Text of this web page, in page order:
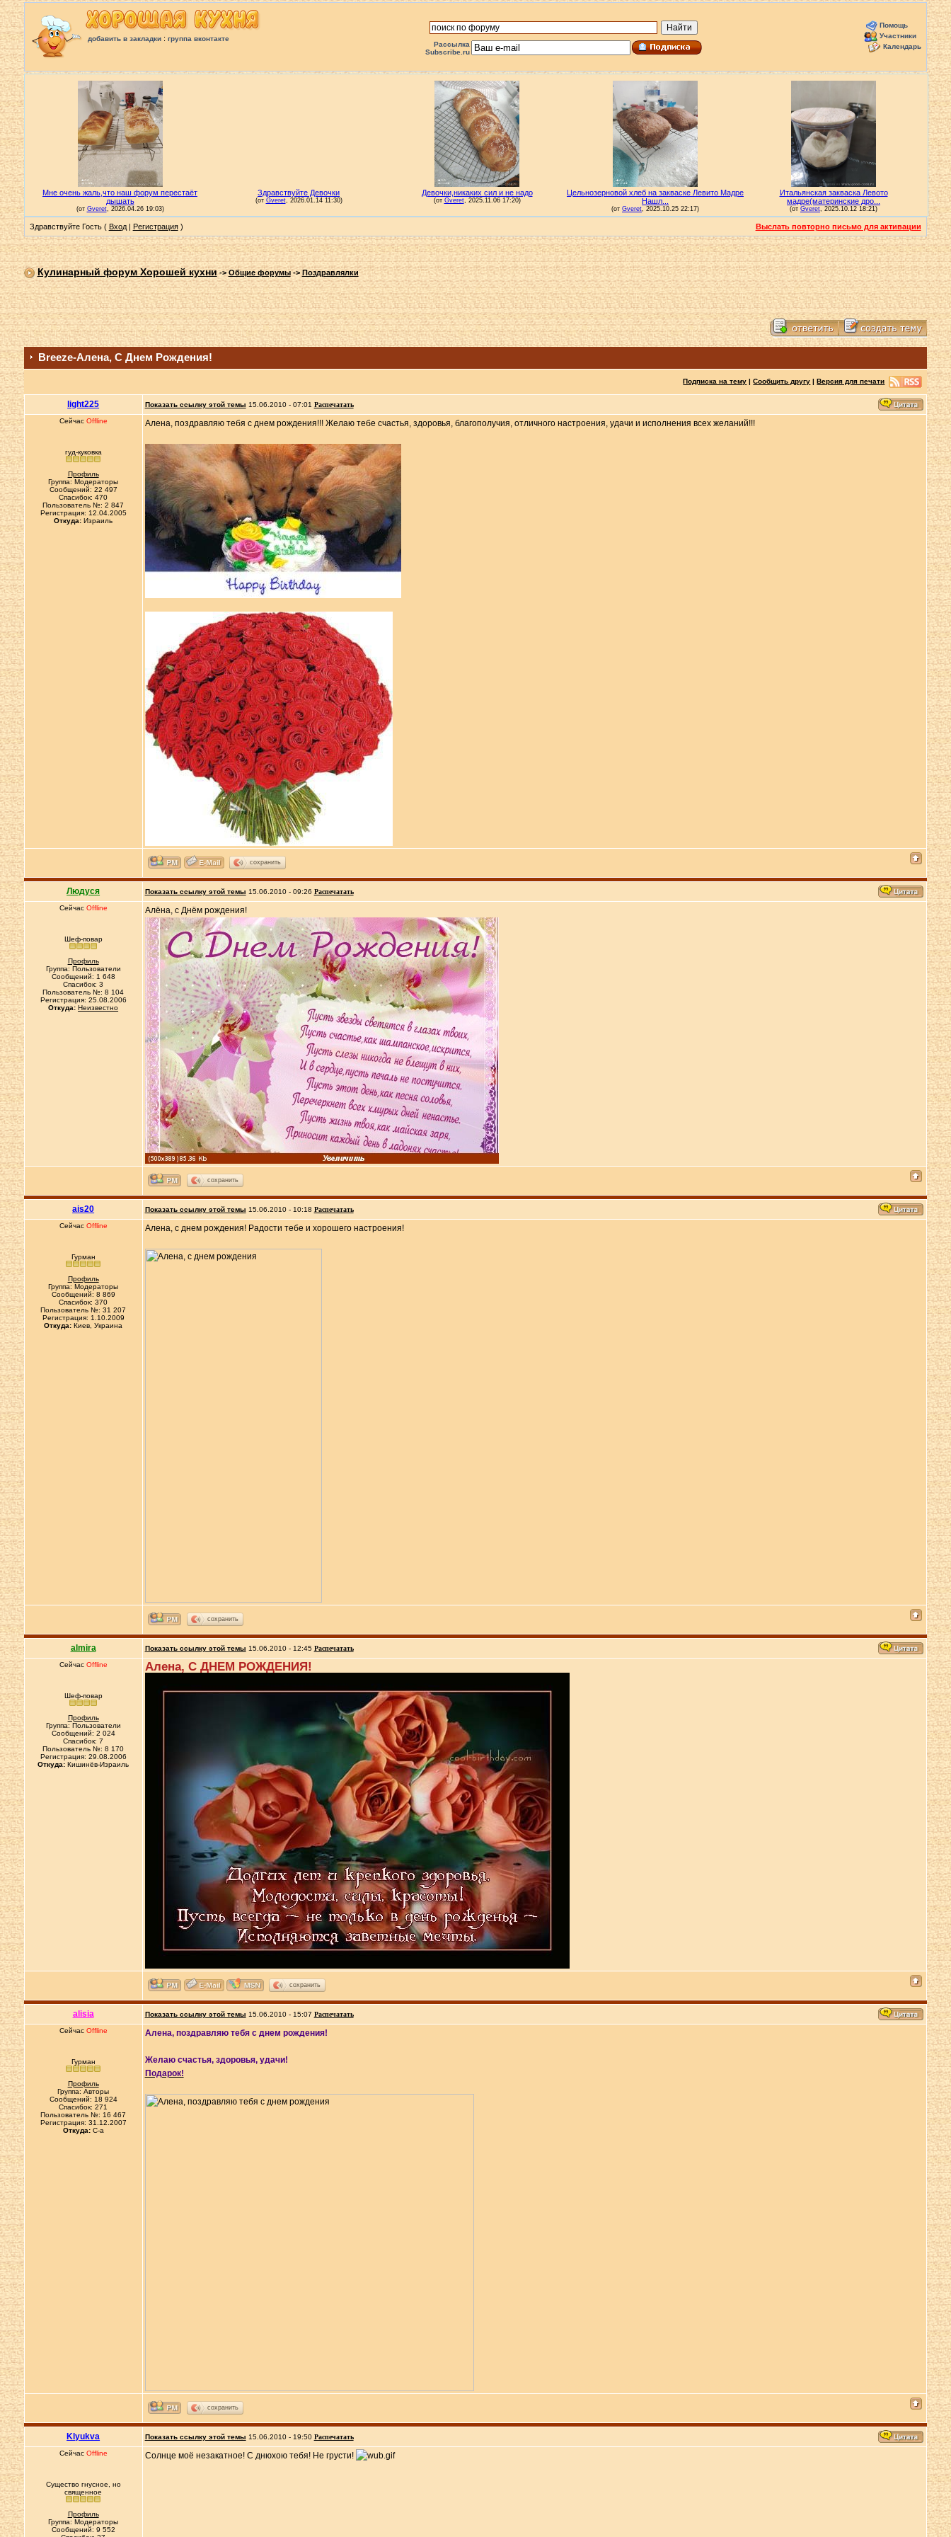
добавить в закладки: группа вконтакте
Рассылка
Subscribe.ru
Помощь
Участники
Календарь
Здравствуйте Гость ( Вход| Регистрация) Выслать повторно письмо для активации
Кулинарный форум Хорошей кухни->Общие форумы-> Поздравлялки
Breeze-Алена, С Днем Рождения!
Подписка на тему |Сообщить другу |Версия для печати
light225 Показать ссылку этой темы 15.06.2010 - 07:01 Распечатать
Сейчас Offline
гуд-куковка
Профиль
Группа: Модераторы
Сообщений: 22 497
Спасибок: 470
Пользователь №: 2 847
Регистрация: 12.04.2005
Откуда: Израиль
Алена, поздравляю тебя с днем рождения!!! Желаю тебе счастья, здоровья, благополучия, отличного настроения, удачи и исполнения всех желаний!!!
сохранить
Людуся Показать ссылку этой темы 15.06.2010 - 09:26 Распечатать
Сейчас Offline
Шеф-повар
Профиль
Группа: Пользователи
Сообщений: 1 648
Спасибок: 3
Пользователь №: 8 104
Регистрация: 25.08.2006
Откуда: Неизвестно
Алёна, с Днём рождения!
сохранить
ais20 Показать ссылку этой темы 15.06.2010 - 10:18 Распечатать
Сейчас Offline
Гурман
Профиль
Группа: Модераторы
Сообщений: 8 869
Спасибок: 370
Пользователь №: 31 207
Регистрация: 1.10.2009
Откуда: Киев, Украина
Алена, с днем рождения! Радости тебе и хорошего настроения!
сохранить
almira Показать ссылку этой темы 15.06.2010 - 12:45 Распечатать
Сейчас Offline
Шеф-повар
Профиль
Группа: Пользователи
Сообщений: 2 024
Спасибок: 7
Пользователь №: 8 170
Регистрация: 29.08.2006
Откуда: Кишинёв-Израиль
Алена, С ДНЕМ РОЖДЕНИЯ!
сохранить
alisia Показать ссылку этой темы 15.06.2010 - 15:07 Распечатать
Сейчас Offline
Гурман
Профиль
Группа: Авторы
Сообщений: 18 924
Спасибок: 271
Пользователь №: 16 467
Регистрация: 31.12.2007
Откуда:C-a
Алена, поздравляю тебя с днем рождения!
Желаю счастья, здоровья, удачи!
Подарок!
сохранить
Klyukva Показать ссылку этой темы 15.06.2010 - 19:50 Распечатать
Сейчас Offline
Существо гнусное, но
священное
Профиль
Группа: Модераторы
Сообщений: 9 552
Солнце моё незакатное! С днюхою тебя! Не грусти!